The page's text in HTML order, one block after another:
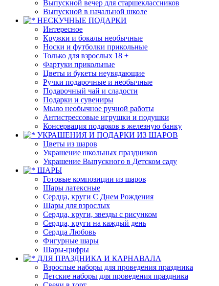
Выпускной вечер для старшеклассников
Выпускной в начальной школе
НЕСКУЧНЫЕ ПОДАРКИ
Интересное
Кружки и бокалы необычные
Носки и футболки прикольные
Только для взрослых 18 +
Фартуки прикольные
Цветы и букеты неувядающие
Ручки подарочные и необычные
Подарочный чай и сладости
Подарки и сувениры
Мыло необычное ручной работы
Антистрессовые игрушки и подушки
Консервация подарков в железную банку
УКРАШЕНИЯ И ПОДАРКИ ИЗ ШАРОВ
Цветы из шаров
Украшение школьных праздников
Украшение Выпускного в Детском саду
ШАРЫ
Готовые композиции из шаров
Шары латексные
Сердца, круги С Днем Рождения
Шары для взрослых
Сердца, круги, звезды с рисунком
Сердца, круги на каждый день
Сердца Любовь
Фигурные шары
Шары-цифры
ДЛЯ ПРАЗДНИКА И КАРНАВАЛА
Взрослые наборы для проведения праздника
Детские наборы для проведения праздника